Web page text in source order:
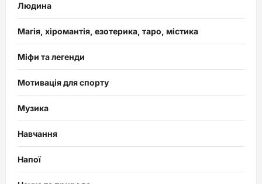
Людина
Магія, хіромантія, езотерика, таро, містика
Міфи та легенди
Мотивація для спорту
Музика
Навчання
Напої